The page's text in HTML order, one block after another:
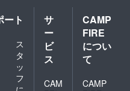
ート
ス
タ
ッ
フ
サ
ー
ビ
ス
CAM
CAMP
FIRE
につい
て
CAMP